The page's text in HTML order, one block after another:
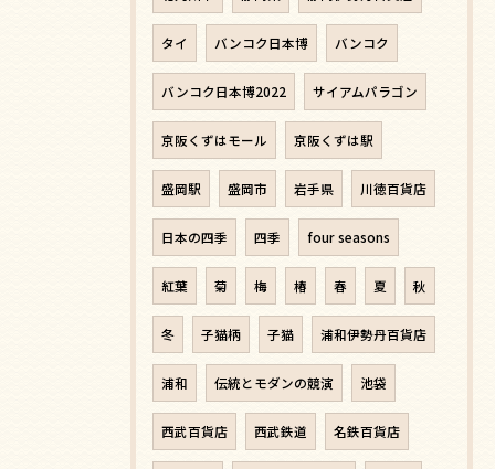
タイ バンコク日本博 バンコク
バンコク日本博2022 サイアムパラゴン
京阪くずはモール 京阪くずは駅
盛岡駅 盛岡市 岩手県 川徳百貨店
日本の四季 四季 four seasons
紅葉 菊 梅 椿 春 夏 秋
冬 子猫柄 子猫 浦和伊勢丹百貨店
浦和 伝統とモダンの競演 池袋
西武百貨店 西武鉄道 名鉄百貨店